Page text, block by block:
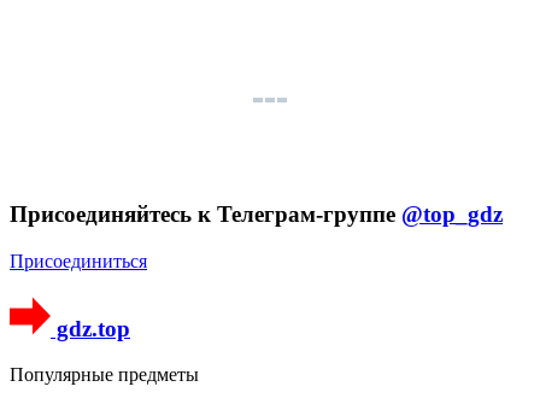
Присоединяйтесь к Телеграм-группе @top_gdz
Присоединиться
gdz.top
Популярные предметы